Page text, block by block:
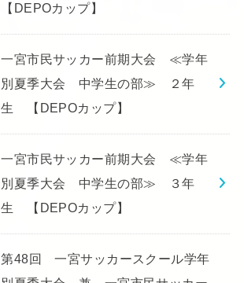
【DEPOカップ】
一宮市民サッカー前期大会 ≪学年
別夏季大会 中学生の部≫ ２年
生 【DEPOカップ】
一宮市民サッカー前期大会 ≪学年
別夏季大会 中学生の部≫ ３年
生 【DEPOカップ】
第48回 一宮サッカースクール学年